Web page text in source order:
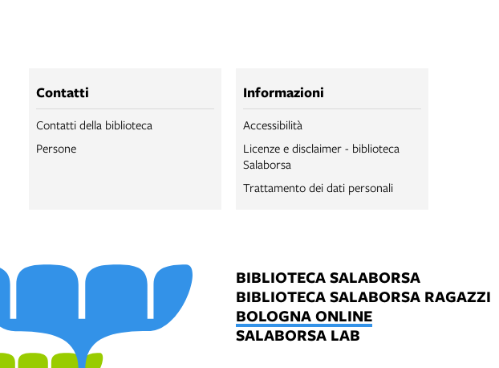
Contatti
Contatti della biblioteca
Persone
Informazioni
Accessibilità
Licenze e disclaimer - biblioteca
Salaborsa
Trattamento dei dati personali
BIBLIOTECA SALABORSA
BIBLIOTECA SALABORSA RAGAZZI
BOLOGNA ONLINE
SALABORSA LAB